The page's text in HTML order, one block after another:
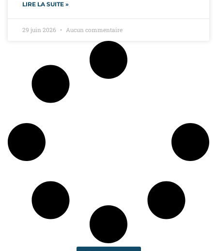
LIRE LA SUITE »
29 juin 2026 Aucun commentaire